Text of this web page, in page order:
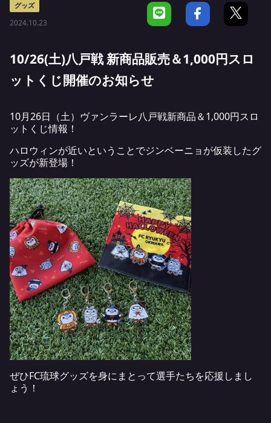
グッズ
2024.10.23
10/26(土)八戸戦 新商品販売＆1,000円スロ
ットくじ開催のお知らせ
10月26日（土）ヴァンラーレ八戸戦新商品＆1,000円スロ
ットくじ情報！
ハロウィンが近いということでジンベーニョが仮装したグ
ッズが新登場！
ぜひFC琉球グッズを身にまとって選手たちを応援しまし
ょう！